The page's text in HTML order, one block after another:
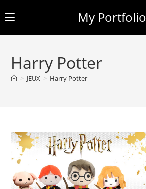
content
My Portfolio
Harry Potter
> JEUX > Harry Potter